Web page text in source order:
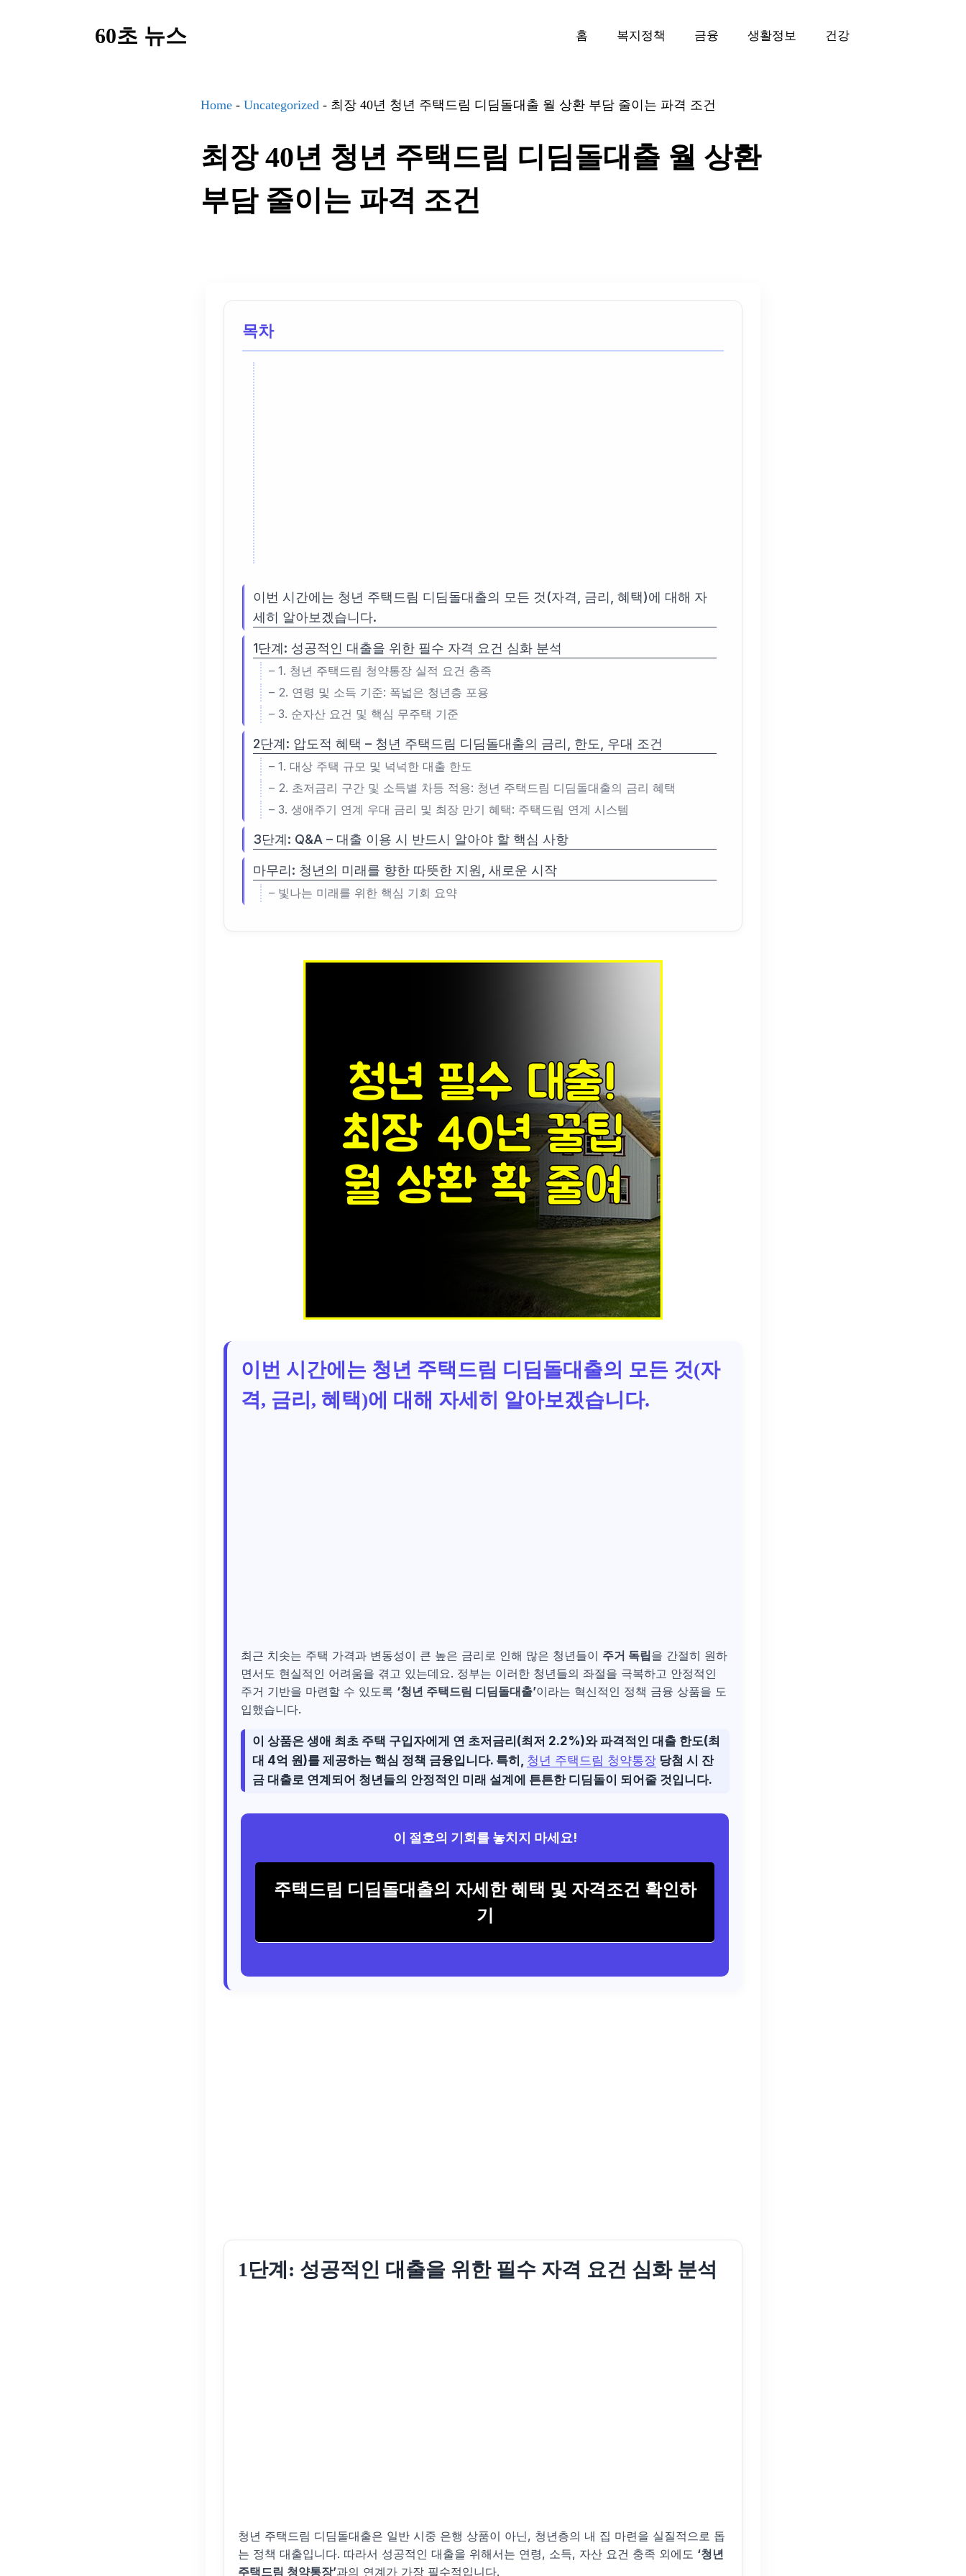
60초 뉴스 홈 복지정책 금융 생활정보 건강
Home - Uncategorized - 최장 40년 청년 주택드림 디딤돌대출 월 상환 부담 줄이는 파격 조건
최장 40년 청년 주택드림 디딤돌대출 월 상환
부담 줄이는 파격 조건
목차
이번 시간에는 청년 주택드림 디딤돌대출의 모든 것(자격, 금리, 혜택)에 대해 자
세히 알아보겠습니다.
1단계: 성공적인 대출을 위한 필수 자격 요건 심화 분석
– 1. 청년 주택드림 청약통장 실적 요건 충족
– 2. 연령 및 소득 기준: 폭넓은 청년층 포용
– 3. 순자산 요건 및 핵심 무주택 기준
2단계: 압도적 혜택 – 청년 주택드림 디딤돌대출의 금리, 한도, 우대 조건
– 1. 대상 주택 규모 및 넉넉한 대출 한도
– 2. 초저금리 구간 및 소득별 차등 적용: 청년 주택드림 디딤돌대출의 금리 혜택
– 3. 생애주기 연계 우대 금리 및 최장 만기 혜택: 주택드림 연계 시스템
3단계: Q&A – 대출 이용 시 반드시 알아야 할 핵심 사항
마무리: 청년의 미래를 향한 따뜻한 지원, 새로운 시작
– 빛나는 미래를 위한 핵심 기회 요약
이번 시간에는 청년 주택드림 디딤돌대출의 모든 것(자
격, 금리, 혜택)에 대해 자세히 알아보겠습니다.
최근 치솟는 주택 가격과 변동성이 큰 높은 금리로 인해 많은 청년들이 주거 독립을 간절히 원하
면서도 현실적인 어려움을 겪고 있는데요. 정부는 이러한 청년들의 좌절을 극복하고 안정적인
주거 기반을 마련할 수 있도록 ‘청년 주택드림 디딤돌대출’이라는 혁신적인 정책 금융 상품을 도
입했습니다.
이 상품은 생애 최초 주택 구입자에게 연 초저금리(최저 2.2%)와 파격적인 대출 한도(최
대 4억 원)를 제공하는 핵심 정책 금융입니다. 특히, 청년 주택드림 청약통장 당첨 시 잔
금 대출로 연계되어 청년들의 안정적인 미래 설계에 튼튼한 디딤돌이 되어줄 것입니다.
이 절호의 기회를 놓치지 마세요!
주택드림 디딤돌대출의 자세한 혜택 및 자격조건 확인하
기
1단계: 성공적인 대출을 위한 필수 자격 요건 심화 분석
청년 주택드림 디딤돌대출은 일반 시중 은행 상품이 아닌, 청년층의 내 집 마련을 실질적으로 돕
는 정책 대출입니다. 따라서 성공적인 대출을 위해서는 연령, 소득, 자산 요건 충족 외에도 ‘청년
주택드림 청약통장’과의 연계가 가장 필수적입니다.